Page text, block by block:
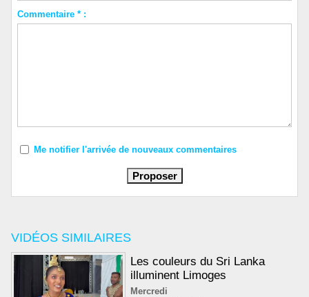
VIDÉOS SIMILAIRES
Les couleurs du Sri Lanka
illuminent Limoges
Mercredi
Commentaire * :
Me notifier l'arrivée de nouveaux commentaires